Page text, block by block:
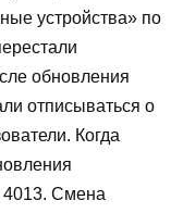
устройства» по
обновления
отписываться о
Когда
4013. Смена